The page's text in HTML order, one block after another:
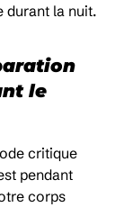
durant la nuit.
le
critique
pendant
corps